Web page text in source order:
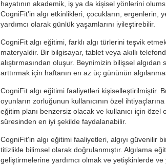
hayatının akademik, iş ya da kişisel yönlerini
CogniFit'in algı etkinlikleri, çocukların, ergenlerin,
yardımcı olarak günlük yaşamlarını iyileştirebilir.
CogniFit algı eğitimi, farklı algı türlerini teşvik
materyaldir. Bir bilgisayar, tablet veya akıllı
alıştırmasından oluşur. Beynimizin bilişsel
arttırmak için haftanın en az üç gününün
CogniFit algı eğitimi faaliyetleri kişiselleştirilmiştir.
oyunların zorluğunun kullanıcının özel
eğitim planı benzersiz olacak ve kullanıcı için özel
süresinden en iyi şekilde faydalanabilir.
CogniFit'in algı eğitimi faaliyetleri, algıyı güvenilir
titizlikle bilimsel olarak doğrulanmıştır. Algılama
geliştirmelerine yardımcı olmak ve yetişkinlerde